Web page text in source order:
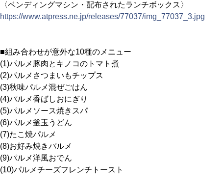
〈ベンディングマシン・配布されたランチボックス〉
https://www.atpress.ne.jp/releases/77037/img_77037_3.jpg
■組み合わせが意外な10種のメニュー
(1)パルメ豚肉とキノコのトマト煮
(2)パルメさつまいもチップス
(3)秋味パルメ混ぜごはん
(4)パルメ香ばしおにぎり
(5)パルメソース焼きスパ
(6)パルメ釜玉うどん
(7)たこ焼パルメ
(8)お好み焼きパルメ
(9)パルメ洋風おでん
(10)パルメチーズフレンチトースト